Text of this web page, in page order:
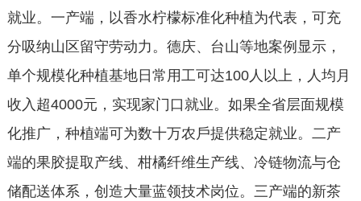
就业。⼀产端，以⾹⽔柠檬标准化种植为代表，可充
分吸纳⼭区留守劳动⼒。德庆、台⼭等地案例显⽰，
单个规模化种植基地⽇常⽤⼯可达100⼈以上，⼈均⽉
收⼊超4000元，实现家⻔⼝就业。如果全省层⾯规模
化推⼴，种植端可为数⼗万农⼾提供稳定就业。⼆产
端的果胶提取产线、柑橘纤维⽣产线、冷链物流与仓
储配送体系，创造⼤量蓝领技术岗位。三产端的新茶